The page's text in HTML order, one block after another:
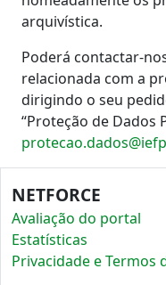
arquivística.
Poderá contactar-
relacionada com a
dirigindo o seu
“Proteção de Dados
NETFORCE
Avaliação do portal
Estatísticas
Privacidade e Termos